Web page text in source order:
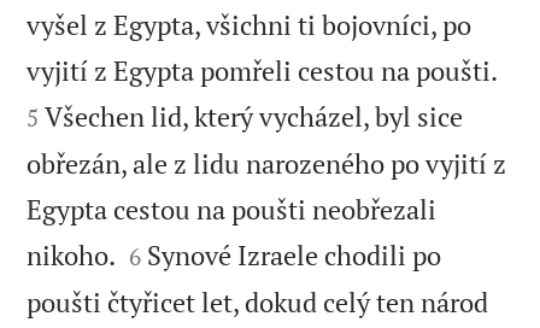
vyšel z Egypta, všichni ti bojovníci, po
vyjití z Egypta pomřeli cestou na poušti.
5 Všechen lid, který vycházel, byl sice
obřezán, ale z lidu narozeného po vyjití z
Egypta cestou na poušti neobřezali
nikoho. 

6 Synové Izraele chodili po
poušti čtyřicet let, dokud celý ten národ